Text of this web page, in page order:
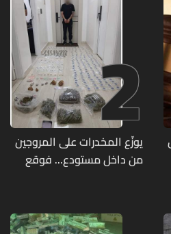
2
يوزّع المخدرات على المروجين
من داخل مستودع... فوقع